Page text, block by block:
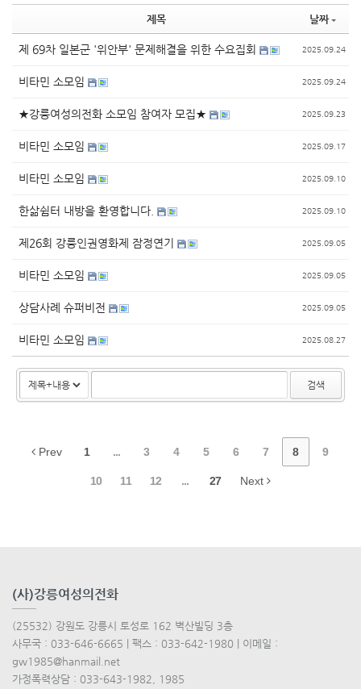
제목 날짜
제 69차 일본군 '위안부' 문제해결을 위한 수요집회 2025.09.24
비타민 소모임 2025.09.24
★강릉여성의전화 소모임 참여자 모집★ 2025.09.23
비타민 소모임 2025.09.17
비타민 소모임 2025.09.10
한삶쉼터 내방을 환영합니다. 2025.09.10
제26회 강릉인권영화제 잠정연기 2025.09.05
비타민 소모임 2025.09.05
상담사례 슈퍼비전 2025.09.05
비타민 소모임 2025.08.27
검색
Prev 1 ... 3 4 5 6 7 8 9
10 11 12 ... 27 Next
(사)강릉여성의전화
(25532) 강원도 강릉시 토성로 162 벽산빌딩 3층
사무국 : 033-646-6665 | 팩스 : 033-642-1980 | 이메일 :
gw1985@hanmail.net
가정폭력상담 : 033-643-1982, 1985